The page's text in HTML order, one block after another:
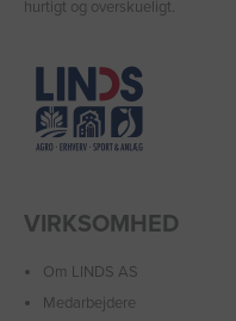
hurtigt og overskueligt.
VIRKSOMHED
Om LINDS AS
Medarbejdere